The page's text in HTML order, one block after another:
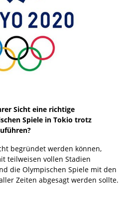
Sicht eine richtige
Spiele in Tokio trotz
begründet werden können,
teilweisen vollen Stadien
die Olympischen Spiele mit den
Zeiten abgesagt werden sollte.